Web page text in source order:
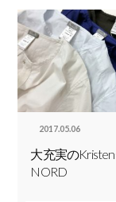
2017.05.06
大充実の
NORD